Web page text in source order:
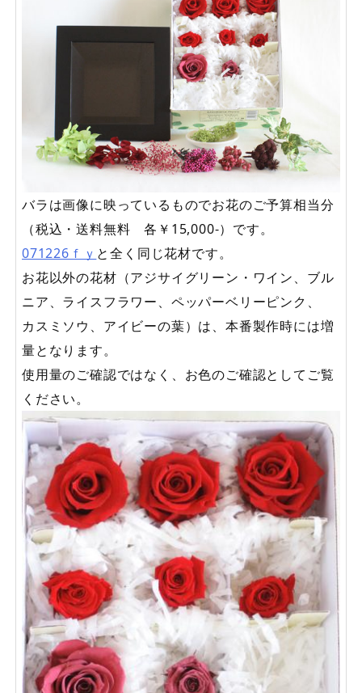
バラは画像に映っているものでお花のご予算相当分
（税込・送料無料 各￥15,000-）です。
071226ｆｙ と全く同じ花材です。
お花以外の花材（アジサイグリーン・ワイン、ブル
ニア、ライスフラワー、ペッパーベリーピンク、
カスミソウ、アイビーの葉）は、本番製作時には増
量となります。
使用量のご確認ではなく、お色のご確認としてご覧
ください。